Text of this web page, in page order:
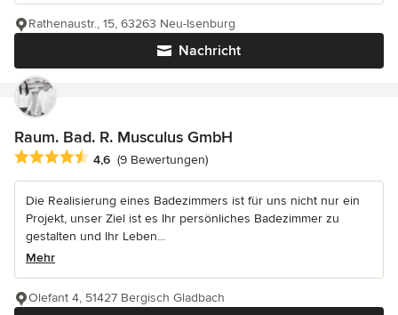
Nachricht
Rathenaustr., 15, 63263 Neu-Isenburg
Raum. Bad. R. Musculus GmbH
Durchschnittliche Bewertung: 4.6 von 5 Sternen
4,6 (9 Bewertungen)
Die Realisierung eines Badezimmers ist für uns nicht nur ein
Projekt, unser Ziel ist es Ihr persönliches Badezimmer zu
gestalten und Ihr Leben...
Mehr
Olefant 4, 51427 Bergisch Gladbach